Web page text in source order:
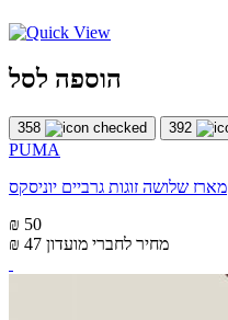
הוספה לסל
358 392
PUMA
מארז שלושה זוגות גרביים יוניסקס
₪ 50
₪ 47 מחיר לחברי מועדון